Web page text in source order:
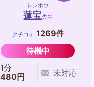
レンホウ
蓮宝先生
クチコミ 1269件
待機中
1分
480円
未対応